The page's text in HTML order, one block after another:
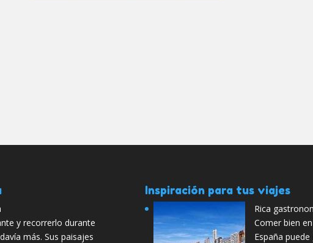
y recorrerlo durante
más. Sus paisajes
Inspiración para tus viajes
Rica
Comer bien
España